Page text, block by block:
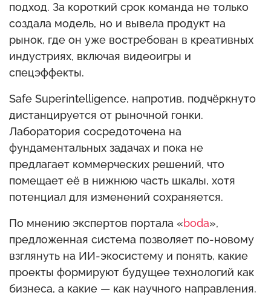
подход. За короткий срок команда не только
создала модель, но и вывела продукт на
рынок, где он уже востребован в креативных
индустриях, включая видеоигры и
спецэффекты.
Safe Superintelligence, напротив, подчёркнуто
дистанцируется от рыночной гонки.
Лаборатория сосредоточена на
фундаментальных задачах и пока не
предлагает коммерческих решений, что
помещает её в нижнюю часть шкалы, хотя
потенциал для изменений сохраняется.
По мнению экспертов портала «boda»,
предложенная система позволяет по-новому
взглянуть на ИИ-экосистему и понять, какие
проекты формируют будущее технологий как
бизнеса, а какие — как научного направления.